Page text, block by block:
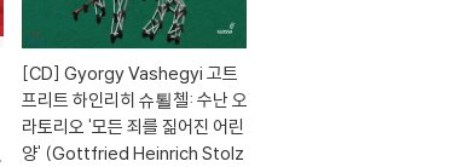
[CD] Gyorgy Vashegyi 고트
프리트 하인리히 슈퇼첼: 수난 오
라토리오 '모든 죄를 짊어진 어린
양' (Gottfried Heinrich Stolz